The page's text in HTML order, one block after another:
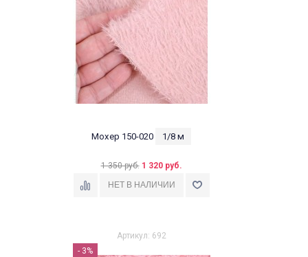
Мохер 150-020 1/8 м
1 350 руб. 1 320 руб.
Артикул: 692
- 3%